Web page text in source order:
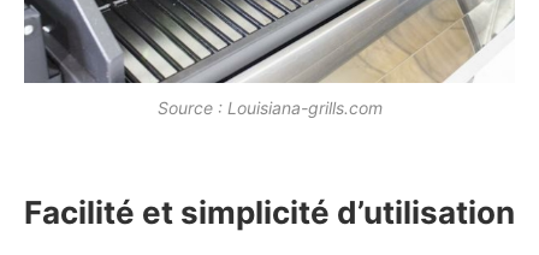
Source : Louisiana-grills.com
Facilité et simplicité d’utilisation